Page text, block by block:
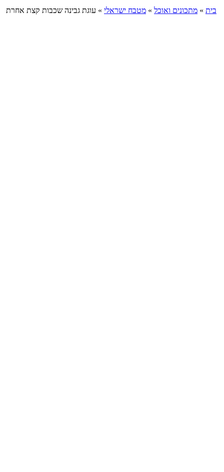
בית » מתכונים ואוכל » מטבח ישראלי » עוגת גבינה שכבות קצת אחרת